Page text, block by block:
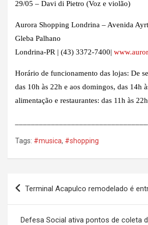
29/05 – Davi di Pietro (Voz e violão)
Aurora Shopping Londrina – Avenida
Gleba Palhano
Londrina-PR | (43) 3372-7400|
Horário de funcionamento das lojas: De
das 10h às 22h e aos domingos, das 14h
alimentação e restaurantes: das 11h às
Tags: #musica, #shopping
Terminal Acapulco remodelado é
Defesa Social ativa pontos de coleta